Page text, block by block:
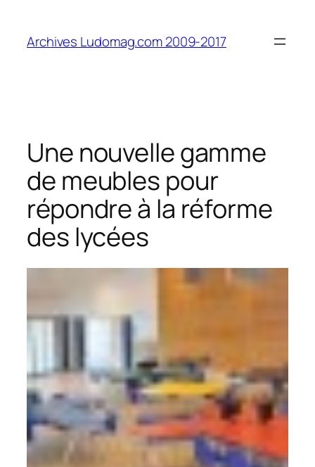
contenu
Archives Ludomag.com 2009-2017
Une nouvelle gamme
de meubles pour
répondre à la réforme
des lycées